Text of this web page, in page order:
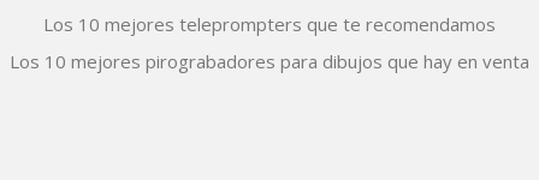
Los 10 mejores teleprompters que te recomendamos
Los 10 mejores pirograbadores para dibujos que hay en venta